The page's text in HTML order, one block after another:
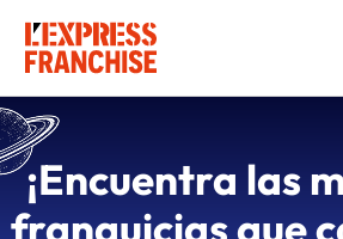
¡Encuentra las